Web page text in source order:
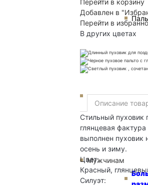
Мужчинам
Перейти в корзину
Добавлен в
Перейти в
В других цветах
Описание
Стильный пуховик
глянцевая
выполнен пуховик
осень и зиму.
Цвет:
Красный,
Силуэт: